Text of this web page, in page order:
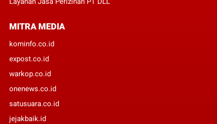
MITRA MEDIA
kominfo.co.id
expost.co.id
warkop.co.id
onenews.co.id
satusuara.co.id
jejakbaik.id